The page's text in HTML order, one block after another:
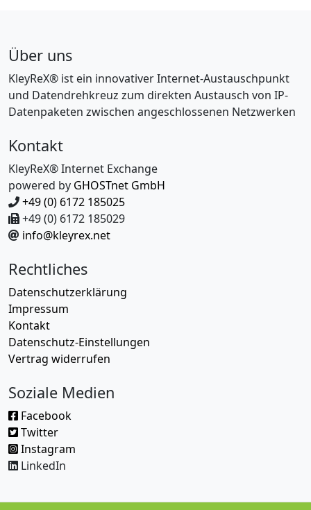
Über uns
KleyReX® ist ein innovativer Internet-Austauschpunkt
und Datendrehkreuz zum direkten Austausch von IP-
Datenpaketen zwischen angeschlossenen Netzwerken
Kontakt
KleyReX® Internet Exchange
powered by GHOSTnet GmbH
+49 (0) 6172 185025
+49 (0) 6172 185029
info@kleyrex.net
Rechtliches
Datenschutzerklärung
Impressum
Kontakt
Datenschutz-Einstellungen
Vertrag widerrufen
Soziale Medien
Facebook
Twitter
Instagram
LinkedIn